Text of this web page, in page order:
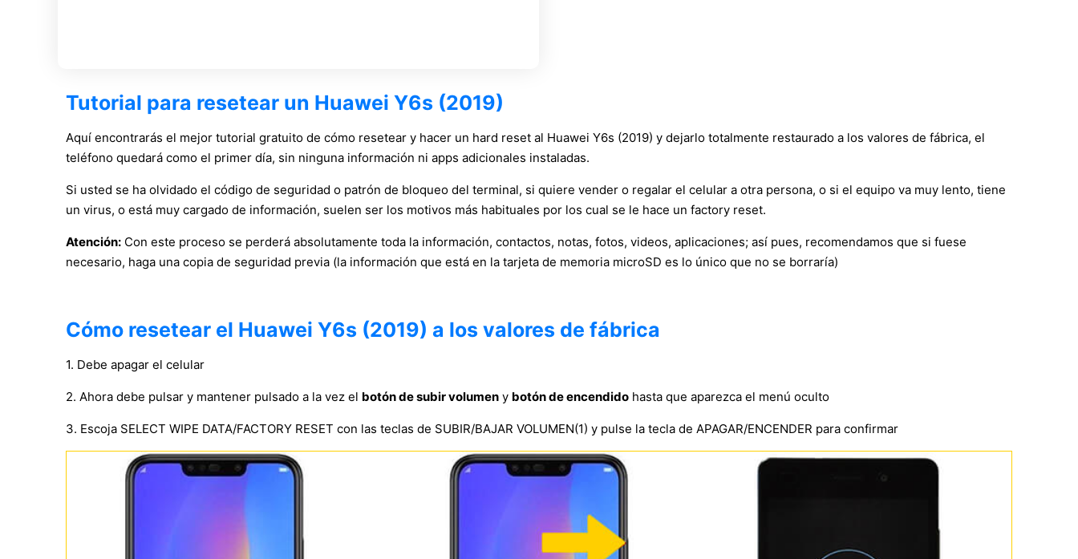
Tutorial para resetear un Huawei Y6s (2019)
Aquí encontrarás el mejor tutorial gratuito de cómo resetear y hacer un hard reset al Huawei Y6s (2019) y dejarlo totalmente restaurado a los valores de fábrica, el
teléfono quedará como el primer día, sin ninguna información ni apps adicionales instaladas.
Si usted se ha olvidado el código de seguridad o patrón de bloqueo del terminal, si quiere vender o regalar el celular a otra persona, o si el equipo va muy lento, tiene
un virus, o está muy cargado de información, suelen ser los motivos más habituales por los cual se le hace un factory reset.
Atención: Con este proceso se perderá absolutamente toda la información, contactos, notas, fotos, videos, aplicaciones; así pues, recomendamos que si fuese
necesario, haga una copia de seguridad previa (la información que está en la tarjeta de memoria microSD es lo único que no se borraría)
Cómo resetear el Huawei Y6s (2019) a los valores de fábrica
1. Debe apagar el celular
2. Ahora debe pulsar y mantener pulsado a la vez el botón de subir volumen y botón de encendido hasta que aparezca el menú oculto
3. Escoja SELECT WIPE DATA/FACTORY RESET con las teclas de SUBIR/BAJAR VOLUMEN(1) y pulse la tecla de APAGAR/ENCENDER para confirmar